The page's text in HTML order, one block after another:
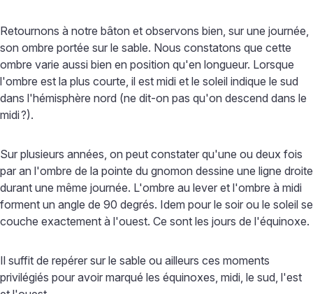
Retournons à notre bâton et observons bien, sur une journée,
son ombre portée sur le sable. Nous constatons que cette
ombre varie aussi bien en position qu'en longueur. Lorsque
l'ombre est la plus courte, il est midi et le soleil indique le sud
dans l'hémisphère nord (ne dit-on pas qu'on descend dans le
midi?).
Sur plusieurs années, on peut constater qu'une ou deux fois
par an l'ombre de la pointe du gnomon dessine une ligne droite
durant une même journée. L'ombre au lever et l'ombre à midi
forment un angle de 90 degrés. Idem pour le soir ou le soleil se
couche exactement à l'ouest. Ce sont les jours de l'équinoxe.
Il suffit de repérer sur le sable ou ailleurs ces moments
privilégiés pour avoir marqué les équinoxes, midi, le sud, l'est